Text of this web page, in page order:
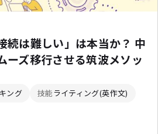
続は難しい」は本当か？ 中
ーズ移行させる筑波メソッ
ング 技能ライティング(英作文)